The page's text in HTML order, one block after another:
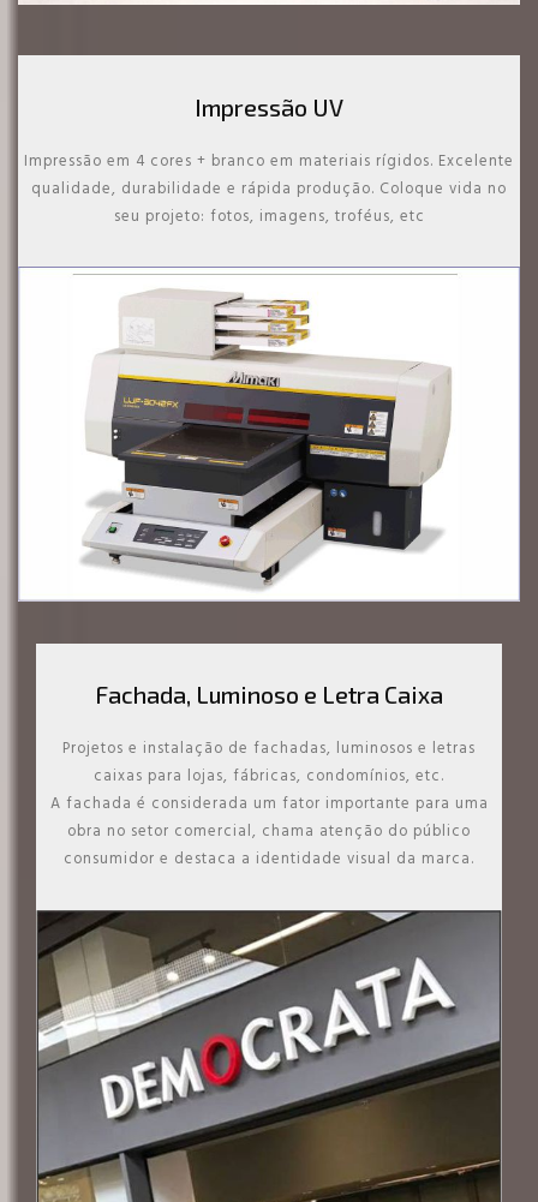
Impressão UV
Impressão em 4 cores + branco em materiais rígidos. Excelente
qualidade, durabilidade e rápida produção. Coloque vida no
seu projeto: fotos, imagens, troféus, etc
Fachada, Luminoso e Letra Caixa
Projetos e instalação de fachadas, luminosos e letras
caixas para lojas, fábricas, condomínios, etc.
A fachada é considerada um fator importante para uma
obra no setor comercial, chama atenção do público
consumidor e destaca a identidade visual da marca.